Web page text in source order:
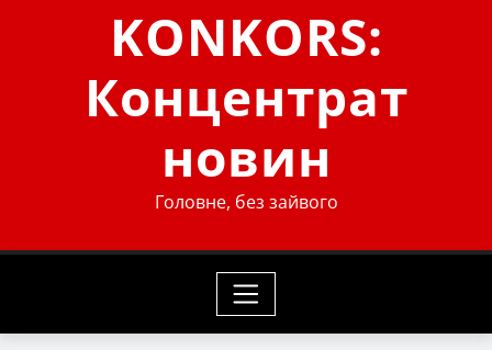
KONKORS:
Концентрат
новин
Головне, без зайвого